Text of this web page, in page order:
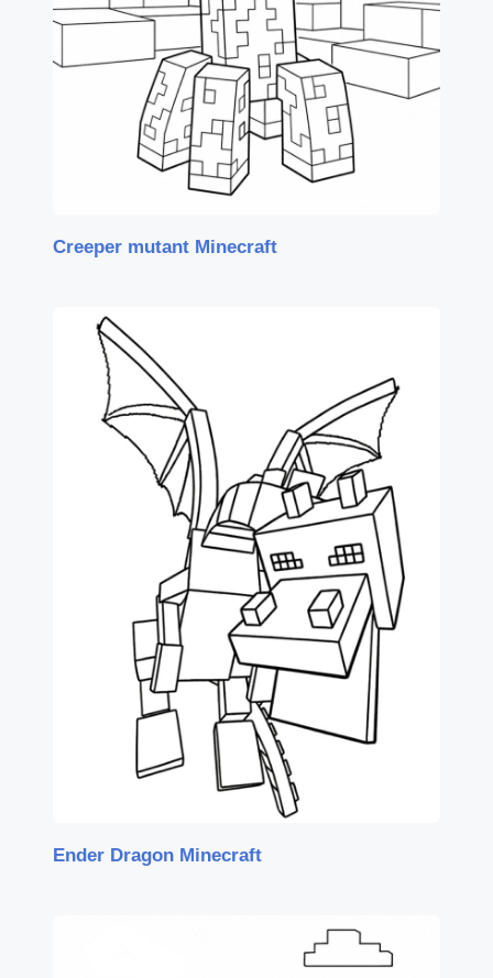
Creeper mutant Minecraft
Ender Dragon Minecraft